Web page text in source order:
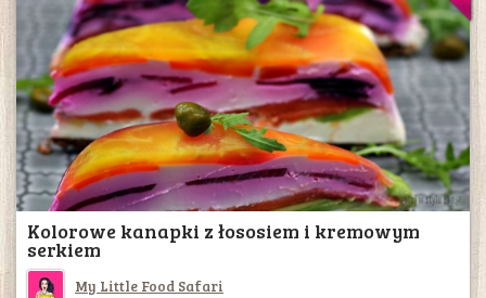
Kolorowe kanapki z łososiem i kremowym
serkiem
My Little Food Safari